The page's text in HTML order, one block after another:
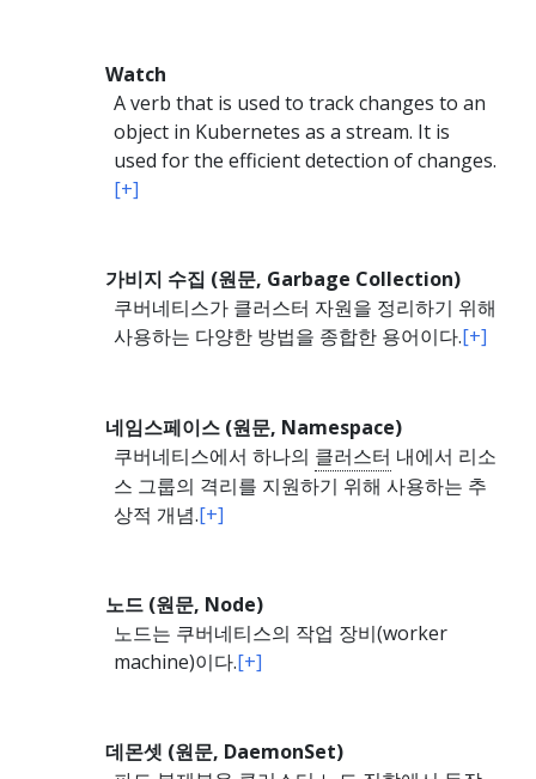
Watch
A verb that is used to track changes to an
object in Kubernetes as a stream. It is
used for the efficient detection of changes.
[+]
가비지 수집 (원문, Garbage Collection)
쿠버네티스가 클러스터 자원을 정리하기 위해
사용하는 다양한 방법을 종합한 용어이다.[+]
네임스페이스 (원문, Namespace)
쿠버네티스에서 하나의 클러스터 내에서 리소
스 그룹의 격리를 지원하기 위해 사용하는 추
상적 개념.[+]
노드 (원문, Node)
노드는 쿠버네티스의 작업 장비(worker
machine)이다.[+]
데몬셋 (원문, DaemonSet)